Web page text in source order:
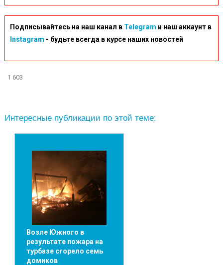
Подписывайтесь на наш канал в Telegram и наш аккаунт в
Instagram - будьте всегда в курсе наших новостей
1 603
Интересные публикации по этой теме:
Возле Южного в
результате пожара на
турбазе сгорело семь
домиков